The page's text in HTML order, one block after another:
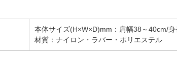
本体サイズ(H×W×D)mm：肩幅38～40cm/
材質：ナイロン・ラバー・ポリエステル